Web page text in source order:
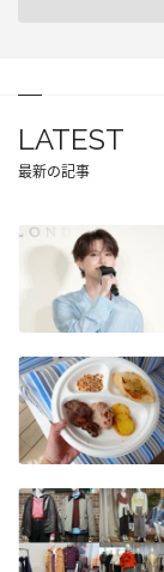
LATEST
最新の記事